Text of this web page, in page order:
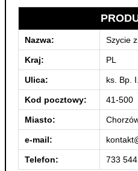
Nazwa: Szycie
Kraj: PL
Ulica: ks. Bp.
Kod pocztowy: 41-500
Miasto:
e-mail:
Telefon: 733